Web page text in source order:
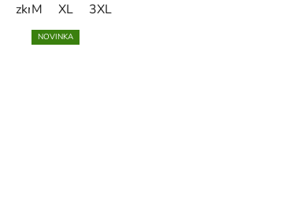
zkrátit na 95 zkrátit na 100
M XL 3XL
NOVINKA